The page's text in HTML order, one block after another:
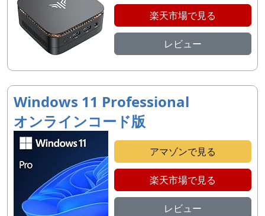
楽天市場で見る
レビュー
Windows 11 Professional
オンラインコード版
アマゾンで見る
楽天市場で見る
レビュー